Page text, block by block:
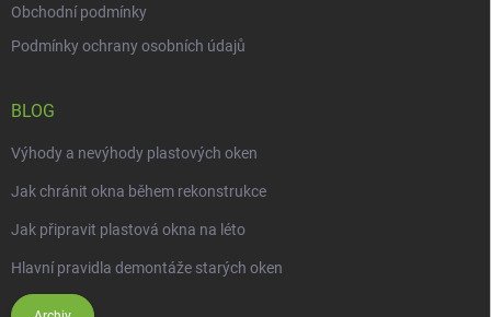
Obchodní podmínky
Podmínky ochrany osobních údajů
BLOG
Výhody a nevýhody plastových oken
Jak chránit okna během rekonstrukce
Jak připravit plastová okna na léto
Hlavní pravidla demontáže starých oken